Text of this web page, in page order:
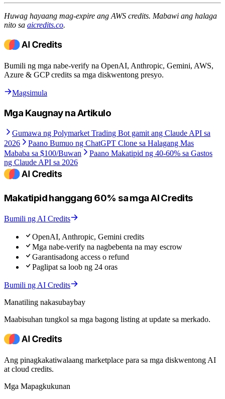
Huwag hayaang mag-expire ang AWS credits. Mabawi ang halaga
nito sa aicredits.co.
Bumili ng mga nabe-verify na OpenAI, Anthropic, Gemini, AWS,
Azure & GCP credits sa mga diskwentong presyo.
Magsimula
Mga Kaugnay na Artikulo
Gumawa ng Polymarket Trading Bot gamit ang Claude API sa
2026
Paano Bumuo ng ChatGPT Clone sa Halagang Mas
Mababa sa $100/Buwan
Paano Makatipid ng 40-60% sa Gastos
ng Claude API sa 2026
Makatipid hanggang 60% sa mga AI Credits
Bumili ng AI Credits
OpenAI, Anthropic, Gemini credits
Mga nabe-verify na nagbebenta na may escrow
Garantisadong access o refund
Paglipat sa loob ng 24 oras
Bumili ng AI Credits
Manatiling nakasubaybay
Maabisuhan tungkol sa mga bagong listing at update sa merkado.
Ang pinagkakatiwalaang marketplace para sa mga diskwentong AI
at cloud credits.
Mga Mapagkukunan